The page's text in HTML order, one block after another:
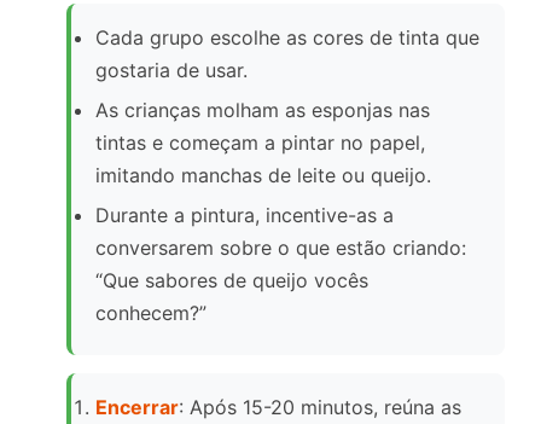
Cada grupo escolhe as cores de tinta que
gostaria de usar.
As crianças molham as esponjas nas
tintas e começam a pintar no papel,
imitando manchas de leite ou queijo.
Durante a pintura, incentive-as a
conversarem sobre o que estão criando:
“Que sabores de queijo vocês
conhecem?”
Encerrar: Após 15-20 minutos, reúna as